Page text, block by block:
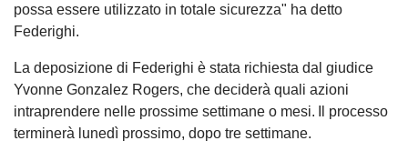
possa essere utilizzato in totale sicurezza" ha detto
Federighi.
La deposizione di Federighi è stata richiesta dal giudice
Yvonne Gonzalez Rogers, che deciderà quali azioni
intraprendere nelle prossime settimane o mesi. Il processo
terminerà lunedì prossimo, dopo tre settimane.